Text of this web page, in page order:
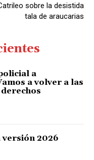
sobre la desistida
tala de araucarias
a
a volver a las
2026